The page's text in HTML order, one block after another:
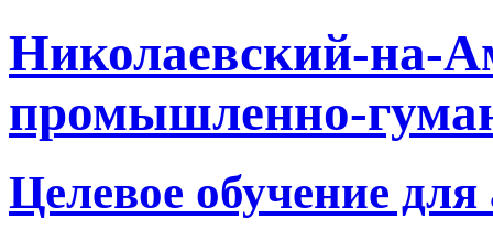
Николаевский-на-
промышленно-
Целевое обучение